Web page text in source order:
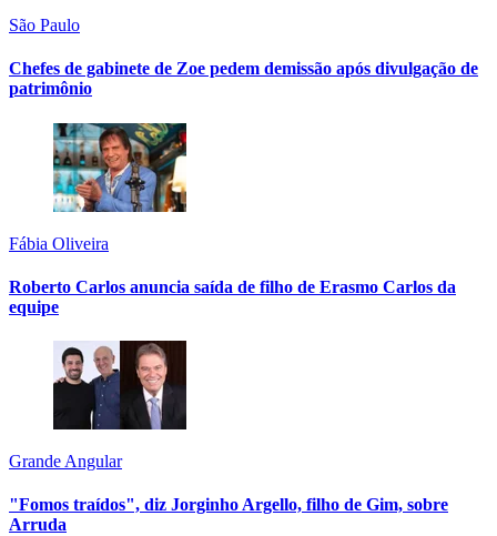
São Paulo
Chefes de gabinete de Zoe pedem demissão após divulgação de
patrimônio
Fábia Oliveira
Roberto Carlos anuncia saída de filho de Erasmo Carlos da
equipe
Grande Angular
"Fomos traídos", diz Jorginho Argello, filho de Gim, sobre
Arruda